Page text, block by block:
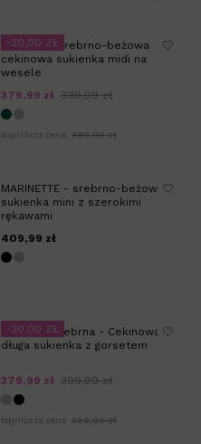
ROSITTA - srebrno-beżowa
cekinowa sukienka midi na
wesele
379,99 zł 399,99 zł
Najniższa cena: 389,99 zł
-20,00 ZŁ
MARINETTE - srebrno-beżowa
sukienka mini z szerokimi
rękawami
409,99 zł
ILLUSION srebrna - Cekinowa
długa sukienka z gorsetem
379,99 zł 399,99 zł
Najniższa cena: 399,99 zł
-20,00 ZŁ